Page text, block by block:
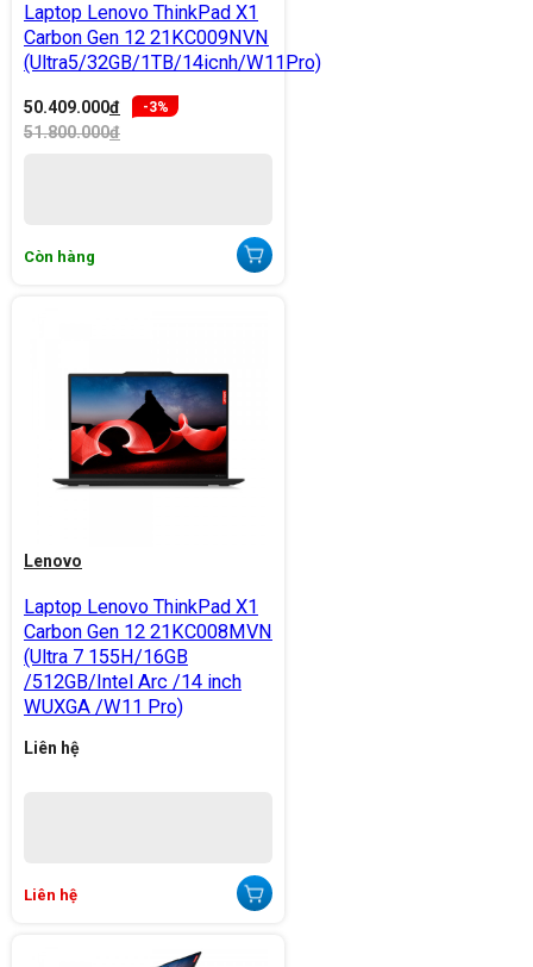
Laptop Lenovo ThinkPad X1
Carbon Gen 12 21KC009NVN
(Ultra5/32GB/1TB/14icnh/W11Pro)
50.409.000đ -3%
51.800.000đ
Còn hàng
Lenovo
Laptop Lenovo ThinkPad X1
Carbon Gen 12 21KC008MVN
(Ultra 7 155H/16GB
/512GB/Intel Arc /14 inch
WUXGA /W11 Pro)
Liên hệ
Liên hệ